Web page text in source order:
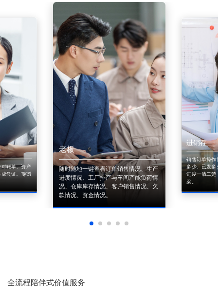
账单、资产
凭证。'穿透
老板
随时随地一键查看订单销售情况、生产
进度情况、工厂排产与车间产能负荷情
况、仓库库存情况、客户销售情况、欠
款情况、资金情况。
进销存
销售订单操作
多少、已发多
进度一清二楚
采。
全流程陪伴式价值服务